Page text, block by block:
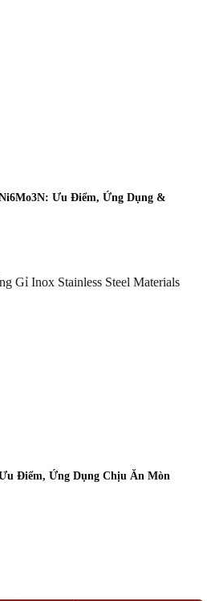
Ưu Điểm, Ứng Dụng &
Điểm, Ứng Dụng Chịu Ăn Mòn